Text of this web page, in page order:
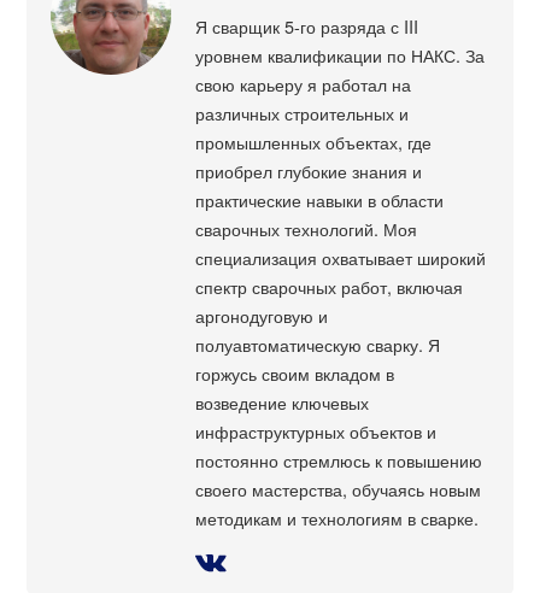
Я сварщик 5-го разряда с III
уровнем квалификации по НАКС. За
свою карьеру я работал на
различных строительных и
промышленных объектах, где
приобрел глубокие знания и
практические навыки в области
сварочных технологий. Моя
специализация охватывает широкий
спектр сварочных работ, включая
аргонодуговую и
полуавтоматическую сварку. Я
горжусь своим вкладом в
возведение ключевых
инфраструктурных объектов и
постоянно стремлюсь к повышению
своего мастерства, обучаясь новым
методикам и технологиям в сварке.